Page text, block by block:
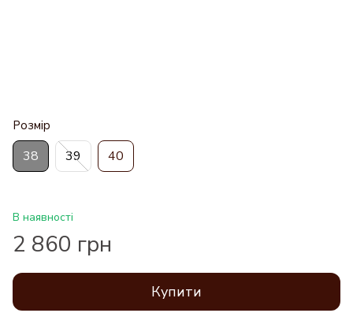
Розмір
38 39 40
В наявності
2 860 грн
Купити